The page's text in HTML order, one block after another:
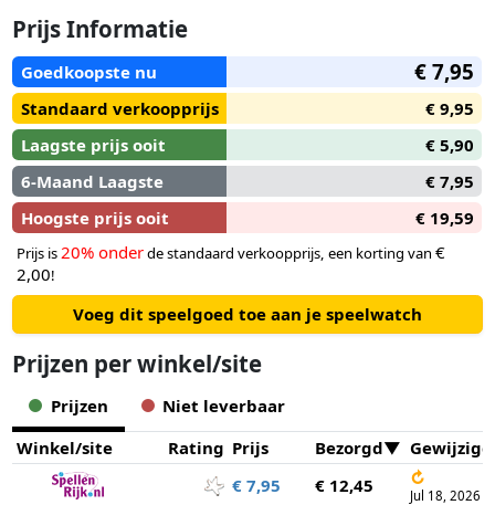
Prijs Informatie
Goedkoopste nu € 7,95
Standaard verkoopprijs
€ 9,95
Laagste prijs ooit
€ 5,90
6-Maand Laagste
€ 7,95
Hoogste prijs ooit
€ 19,59
Prijs is 20% onderde standaard verkoopprijs, een korting van €
2,00!
Voeg dit speelgoed toe aan je speelwatch
Prijzen per winkel/site
Prijzen
Niet leverbaar
Winkel/site
Rating Prijs Bezorgd
Gewijzigd
€ 7,95
€ 12,45 ↻
Jul 18, 2026